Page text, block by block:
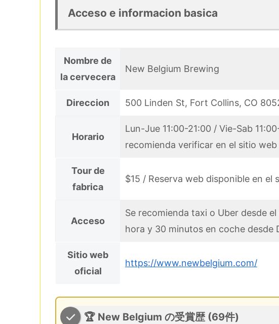
Acceso e informacion basica
Nombre de
la cervecera
New Belgium Brewing
Direccion 500 Linden St, Fort Collins, CO
Horario
Lun-Jue 11:00-21:00 / Vie-Sab
recomienda verificar en el sitio
Tour de
fabrica
$15 / Reserva web disponible en el
Acceso
Se recomienda taxi o Uber desde
hora y 30 minutos en coche desde
Sitio web
oficial
https://www.newbelgium.com/
🏆 New Belgium の受賞歴 (69件)